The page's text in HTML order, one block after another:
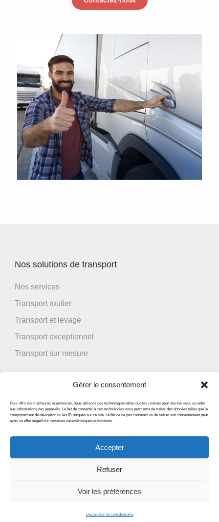
Gérer le consentement
Pour offrir les meilleures expériences, nous utilisons des technologies telles que les cookies pour stocker et/ou accéder
aux informations des appareils. Le fait de consentir à ces technologies nous permettra de traiter des données telles que le
comportement de navigation ou les ID uniques sur ce site. Le fait de ne pas consentir ou de retirer son consentement peut
avoir un effet négatif sur certaines caractéristiques et fonctions.
Accepter
Refuser
Voir les préférences
Déclaration de confidentialité
Nos solutions de transport
Nos services
Transport routier
Transport et levage
Transport exceptionnel
Transport sur mesure
Téléphone : +33 6 85 38 38 50
@ : locket@locket-transport.com
74130 BONNEVILLE FRANCE